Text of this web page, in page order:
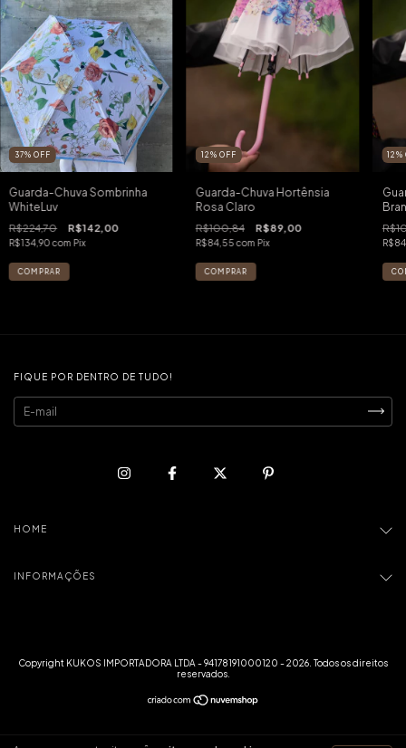
37% OFF
Guarda-Chuva Sombrinha
WhiteLuv
R$224,70 R$142,00
R$134,90com Pix
12 % OFF
Guarda-Chuva Hortênsia
Rosa Claro
R$100,84 R$89,00
R$84,55com Pix
12%
FIQUE POR DENTRO DE TUDO!
HOME
INFORMAÇÕES
Copyright KUKOS IMPORTADORA LTDA - 94178191000120 - 2026. Todos os direitos
reservados.